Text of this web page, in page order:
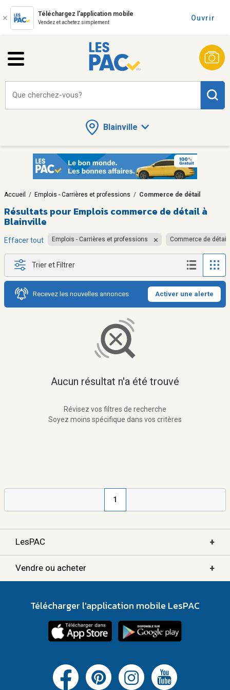
Téléchargez l'application mobile
Vendez et achetez simplement
Ouvrir
Blainville
Que cherchez-vous?
Accueil / Emplois - Carrières et professions / Commerce de détail
Résultats pour Emplois commerce de détail à
Blainville
Effacer tout Emplois - Carrières et professions Commerce de détail
Trier et Filtrer
Recevez les nouvelles annonces Activer une alerte
Aucun résultat n'a été trouvé
Révisez vos filtres de recherche
Soyez moins spécifique dans vos critères
1
LesPAC +
Vendre ou acheter +
Télécharger l'application mobile LesPAC